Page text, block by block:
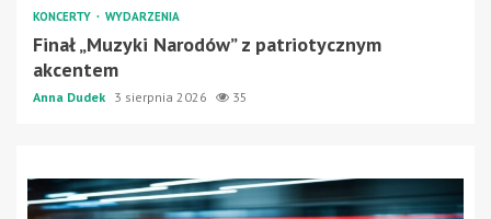
KONCERTY WYDARZENIA
Finał „Muzyki Narodów” z patriotycznym
akcentem
Anna Dudek 3 sierpnia 2026 35